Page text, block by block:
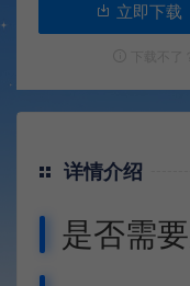
立即下载
详情介绍
是否需